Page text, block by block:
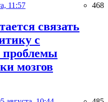
11:57 468
связать
с
проблемы
мозгов